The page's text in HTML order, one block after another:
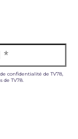
confidentialité de TV78,
de TV78.